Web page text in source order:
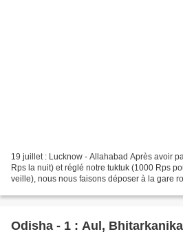
19 juillet : Lucknow - Allahabad Après avoir
Rps la nuit) et réglé notre tuktuk (1000 Rps
veille), nous nous faisons déposer à la gare
Odisha - 1 : Aul, Bhitarkanika